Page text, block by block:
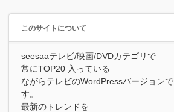
このサイトについて
seesaaテレビ/映画/DVDカテゴリで
常にTOP20 入っている
ながらテレビのWordPressバージョンで
す。
最新のトレンドを